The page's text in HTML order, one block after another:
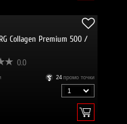
Collagen Premium 500 /
0.0
24 промо точки